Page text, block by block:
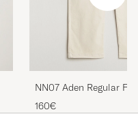
NN07 Aden Regular Fit
Ivory
160€